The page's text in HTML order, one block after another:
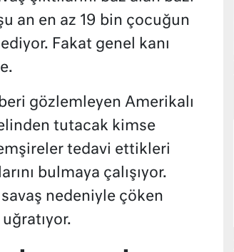
an en az 19 bin çocuğun
Fakat genel kanı
gözlemleyen Amerikalı
tutacak kimse
tedavi ettikleri
bulmaya çalışıyor.
nedeniyle çöken